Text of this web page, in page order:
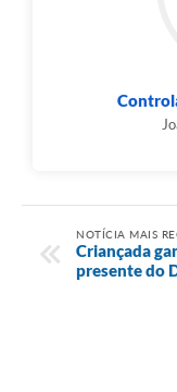
NOTÍCIA MAIS
Criançada
presente do